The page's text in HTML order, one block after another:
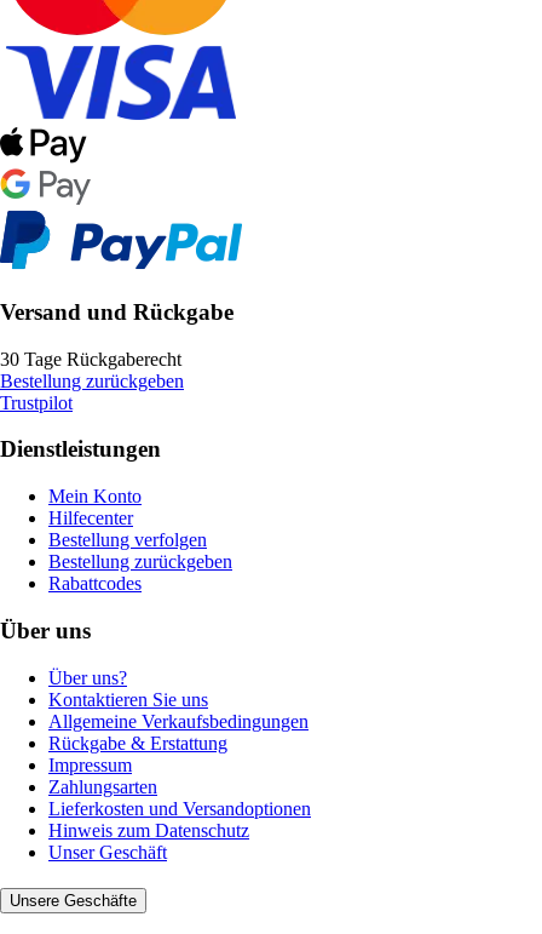
Versand und Rückgabe
30 Tage Rückgaberecht
Bestellung zurückgeben
Trustpilot
Dienstleistungen
Mein Konto
Hilfecenter
Bestellung verfolgen
Bestellung zurückgeben
Rabattcodes
Über uns
Über uns?
Kontaktieren Sie uns
Allgemeine Verkaufsbedingungen
Rückgabe & Erstattung
Impressum
Zahlungsarten
Lieferkosten und Versandoptionen
Hinweis zum Datenschutz
Unser Geschäft
Unsere Geschäfte